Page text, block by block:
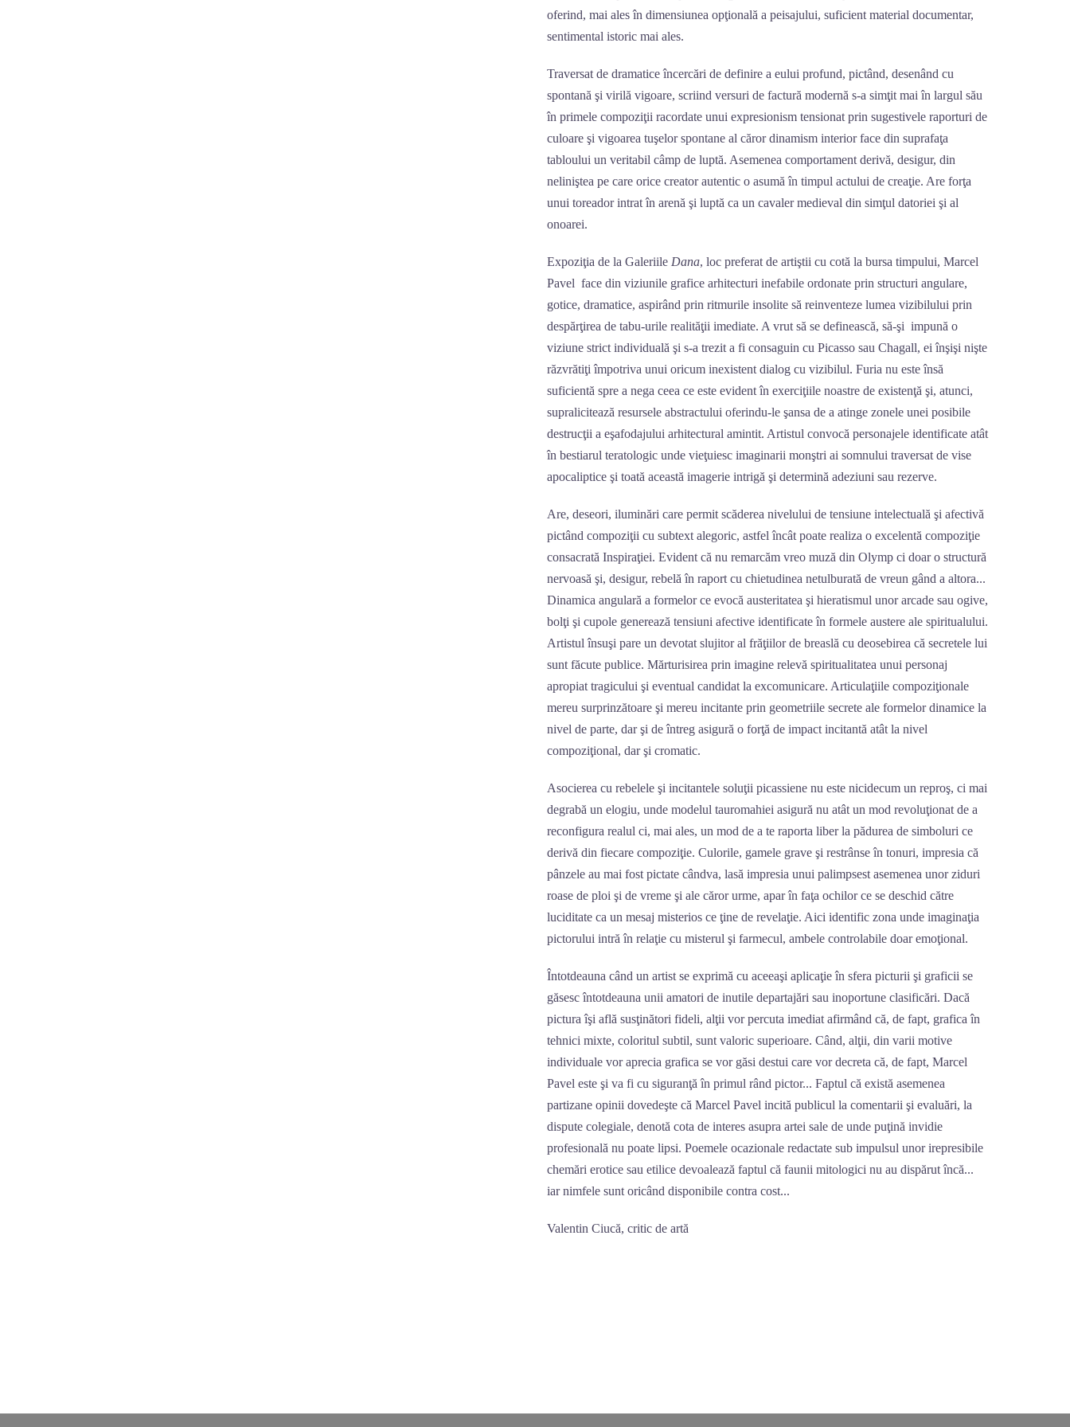
oferind, mai ales în dimensiunea opţională a peisajului, suficient material documentar,
sentimental istoric mai ales.
Traversat de dramatice încercări de definire a eului profund, pictând, desenând cu
spontană şi virilă vigoare, scriind versuri de factură modernă s-a simţit mai în largul său
în primele compoziţii racordate unui expresionism tensionat prin sugestivele raporturi de
culoare şi vigoarea tuşelor spontane al căror dinamism interior face din suprafaţa
tabloului un veritabil câmp de luptă. Asemenea comportament derivă, desigur, din
neliniştea pe care orice creator autentic o asumă în timpul actului de creaţie. Are forţa
unui toreador intrat în arenă şi luptă ca un cavaler medieval din simţul datoriei şi al
onoarei.
Expoziţia de la Galeriile Dana, loc preferat de artiştii cu cotă la bursa timpului, Marcel
Pavel face din viziunile grafice arhitecturi inefabile ordonate prin structuri angulare,
gotice, dramatice, aspirând prin ritmurile insolite să reinventeze lumea vizibilului prin
despărţirea de tabu-urile realităţii imediate. A vrut să se definească, să-şi impună o
viziune strict individuală şi s-a trezit a fi consaguin cu Picasso sau Chagall, ei înşişi nişte
răzvrătiţi împotriva unui oricum inexistent dialog cu vizibilul. Furia nu este însă
suficientă spre a nega ceea ce este evident în exerciţiile noastre de existenţă şi, atunci,
supralicitează resursele abstractului oferindu-le şansa de a atinge zonele unei posibile
destrucţii a eşafodajului arhitectural amintit. Artistul convocă personajele identificate atât
în bestiarul teratologic unde vieţuiesc imaginarii monştri ai somnului traversat de vise
apocaliptice şi toată această imagerie intrigă şi determină adeziuni sau rezerve.
Are, deseori, iluminări care permit scăderea nivelului de tensiune intelectuală şi afectivă
pictând compoziţii cu subtext alegoric, astfel încât poate realiza o excelentă compoziţie
consacrată Inspiraţiei. Evident că nu remarcăm vreo muză din Olymp ci doar o structură
nervoasă şi, desigur, rebelă în raport cu chietudinea netulburată de vreun gând a altora...
Dinamica angulară a formelor ce evocă austeritatea şi hieratismul unor arcade sau ogive,
bolţi şi cupole generează tensiuni afective identificate în formele austere ale spiritualului.
Artistul însuşi pare un devotat slujitor al frăţiilor de breaslă cu deosebirea că secretele lui
sunt făcute publice. Mărturisirea prin imagine relevă spiritualitatea unui personaj
apropiat tragicului şi eventual candidat la excomunicare. Articulaţiile compoziţionale
mereu surprinzătoare şi mereu incitante prin geometriile secrete ale formelor dinamice la
nivel de parte, dar şi de întreg asigură o forţă de impact incitantă atât la nivel
compoziţional, dar şi cromatic.
Asocierea cu rebelele şi incitantele soluţii picassiene nu este nicidecum un reproş, ci mai
degrabă un elogiu, unde modelul tauromahiei asigură nu atât un mod revoluţionat de a
reconfigura realul ci, mai ales, un mod de a te raporta liber la pădurea de simboluri ce
derivă din fiecare compoziţie. Culorile, gamele grave şi restrânse în tonuri, impresia că
pânzele au mai fost pictate cândva, lasă impresia unui palimpsest asemenea unor ziduri
roase de ploi şi de vreme şi ale căror urme, apar în faţa ochilor ce se deschid către
luciditate ca un mesaj misterios ce ţine de revelaţie. Aici identific zona unde imaginaţia
pictorului intră în relaţie cu misterul şi farmecul, ambele controlabile doar emoţional.
Întotdeauna când un artist se exprimă cu aceeaşi aplicaţie în sfera picturii şi graficii se
găsesc întotdeauna unii amatori de inutile departajări sau inoportune clasificări. Dacă
pictura îşi află susţinători fideli, alţii vor percuta imediat afirmând că, de fapt, grafica în
tehnici mixte, coloritul subtil, sunt valoric superioare. Când, alţii, din varii motive
individuale vor aprecia grafica se vor găsi destui care vor decreta că, de fapt, Marcel
Pavel este şi va fi cu siguranţă în primul rând pictor... Faptul că există asemenea
partizane opinii dovedeşte că Marcel Pavel incită publicul la comentarii şi evaluări, la
dispute colegiale, denotă cota de interes asupra artei sale de unde puţină invidie
profesională nu poate lipsi. Poemele ocazionale redactate sub impulsul unor irepresibile
chemări erotice sau etilice devoalează faptul că faunii mitologici nu au dispărut încă...
iar nimfele sunt oricând disponibile contra cost...
Valentin Ciucă, critic de artă